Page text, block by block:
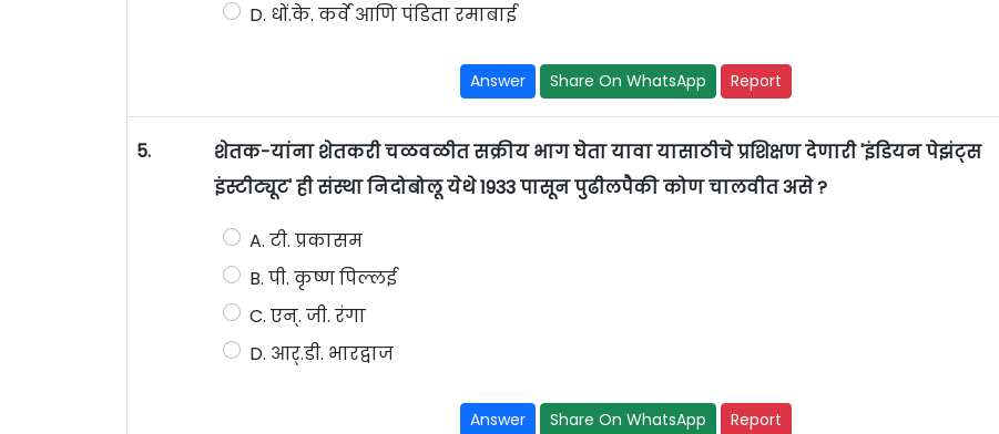
D. धों.के. कर्वे आणि पंडिता रमाबाई
Answer Share On WhatsApp Report
5.
शेतक-यांना शेतकरी चळवळीत सक्रीय भाग घेता यावा यासाठीचे प्रशिक्षण देणारी 'इंडियन पेझंट्स
इंस्टीट्यूट' ही संस्था निदोबोलू येथे 1933 पासून पुढीलपैकी कोण चालवीत असे ?
A. टी. प्रकासम
B. पी. कृष्ण पिल्लई
C. एन्. जी. रंगा
D. आर्.डी. भारद्वाज
Answer Share On WhatsApp Report